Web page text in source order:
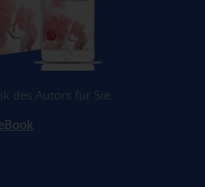
des Autors für Sie.